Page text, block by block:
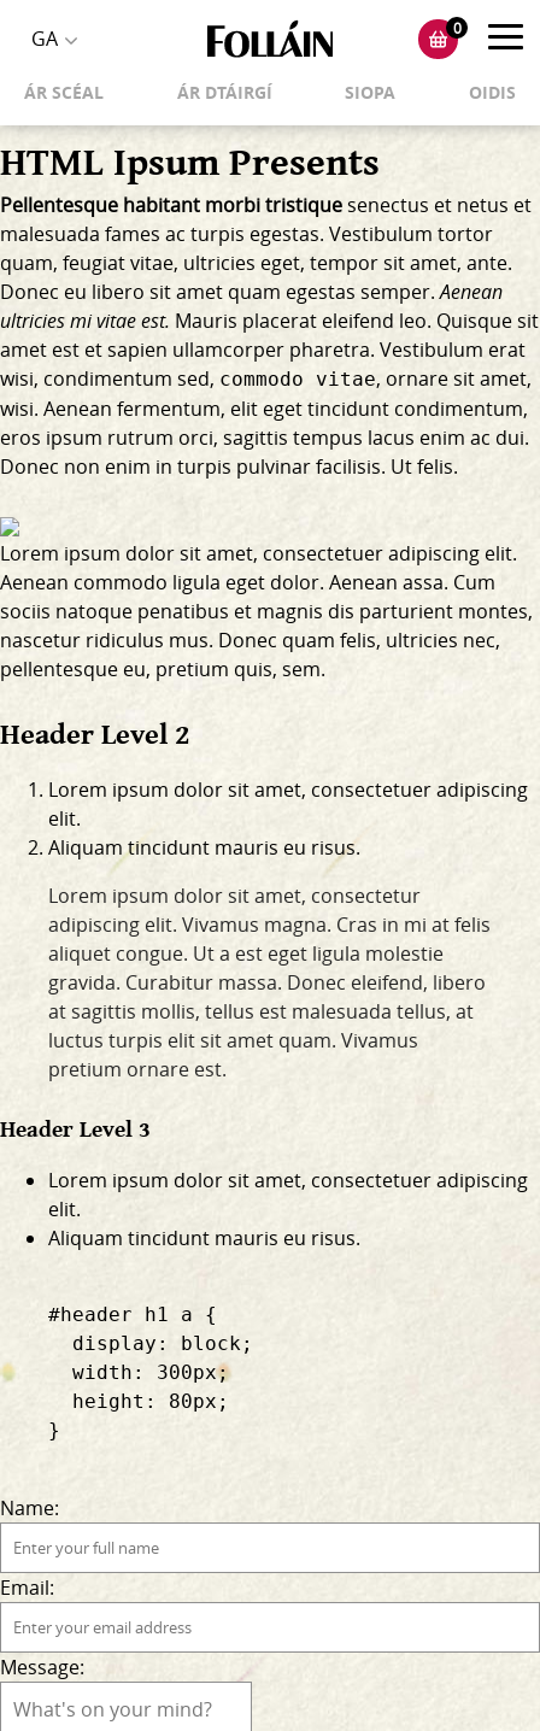
GA
language
selector
0
ÁR SCÉAL ÁR DTÁIRGÍ SIOPA OIDIS
HTML Ipsum Presents
Pellentesque habitant morbi tristiquesenectus et netus et
malesuada fames ac turpis egestas. Vestibulum tortor
quam, feugiat vitae, ultricies eget, tempor sit amet, ante.
Donec eu libero sit amet quam egestas semper.Aenean
ultricies mi vitae est. Mauris placerat eleifend leo. Quisque sit
amet est et sapien ullamcorper pharetra. Vestibulum erat
wisi, condimentum sed, commodo vitae, ornare sit amet,
wisi. Aenean fermentum, elit eget tincidunt condimentum,
eros ipsum rutrum orci, sagittis tempus lacus enim ac dui.
Donec non enim in turpis pulvinar facilisis. Ut felis.
Lorem ipsum dolor sit amet, consectetuer adipiscing elit.
Aenean commodo ligula eget dolor. Aenean assa. Cum
sociis natoque penatibus et magnis dis parturient montes,
nascetur ridiculus mus. Donec quam felis, ultricies nec,
pellentesque eu, pretium quis, sem.
Header Level 2
Lorem ipsum dolor sit amet, consectetuer adipiscing
elit.
Aliquam tincidunt mauris eu risus.
Lorem ipsum dolor sit amet, consectetur
adipiscing elit. Vivamus magna. Cras in mi at felis
aliquet congue. Ut a est eget ligula molestie
gravida. Curabitur massa. Donec eleifend, libero
at sagittis mollis, tellus est malesuada tellus, at
luctus turpis elit sit amet quam. Vivamus
pretium ornare est.
Header Level 3
Lorem ipsum dolor sit amet, consectetuer adipiscing
elit.
Aliquam tincidunt mauris eu risus.
    #header h1 a {
      display: block;
      width: 300px;
      height: 80px;
    }
Name:
Email:
Message: